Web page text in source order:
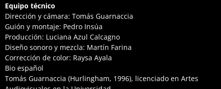
Equipo técnico
Dirección y cámara: Tomás Guarnaccia
Guión y montaje: Pedro Insúa
Producción: Luciana Azul Calcagno
Diseño sonoro y mezcla: Martín Farina
Corrección de color: Raysa Ayala
Bio español
Tomás Guarnaccia (Hurlingham, 1996), licenciado en Artes